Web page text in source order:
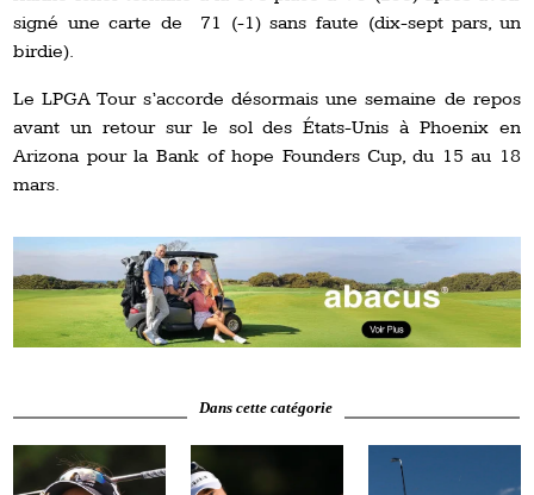
signé une carte de 71 (-1) sans faute (dix-sept pars, un
birdie).
Le LPGA Tour s’accorde désormais une semaine de repos
avant un retour sur le sol des États-Unis à Phoenix en
Arizona pour la Bank of hope Founders Cup, du 15 au 18
mars.
Dans cette catégorie